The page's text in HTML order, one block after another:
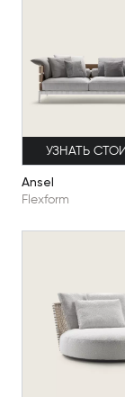
УЗНАТЬ
Ansel
Flexform